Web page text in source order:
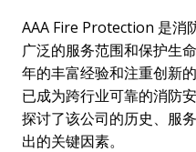
AAA Fire Protection 是消
广泛的服务范围和保护生
年的丰富经验和注重创新
已成为跨行业可靠的消防
探讨了该公司的历史、服
出的关键因素。